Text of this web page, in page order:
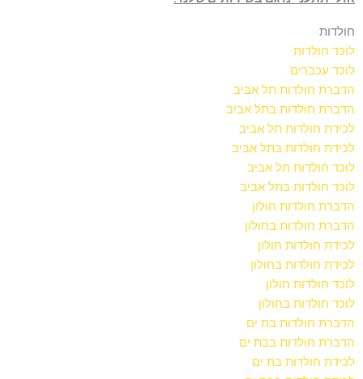
חולדות
לוכד חולדות
לוכד עכברים
הדברת חולדות תל אביב
הדברת חולדות בתל אביב
לכידת חולדות תל אביב
לכידת חולדות בתל אביב
לוכד חולדות תל אביב
לוכד חולדות בתל אביב
הדברת חולדות חולון
הדברת חולדות בחולון
לכידת חולדות חולון
לכידת חולדות בחולון
לוכד חולדות חולון
לוכד חולדות בחולון
הדברת חולדות בת ים
הדברת חולדות בבת ים
לכידת חולדות בת ים